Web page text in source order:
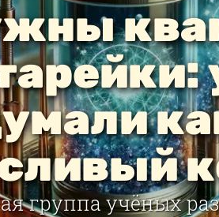
группа учёных